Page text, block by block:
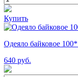
Купить
Одеяло байковое
640 руб.